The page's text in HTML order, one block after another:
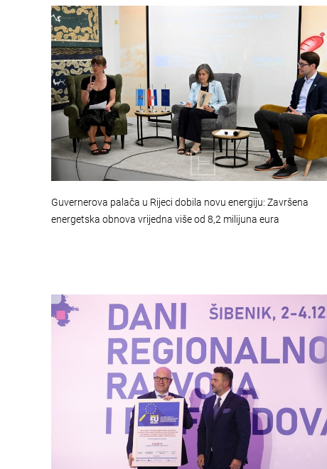
Guvernerova palača u Rijeci dobila novu energiju: Završena
energetska obnova vrijedna više od 8,2 milijuna eura